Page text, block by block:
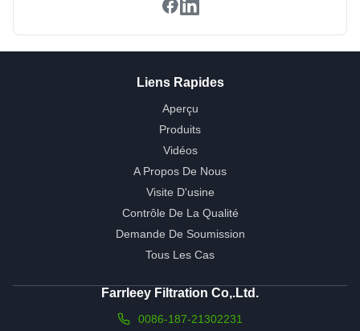
Liens Rapides
Aperçu
Produits
Vidéos
A Propos De Nous
Visite D'usine
Contrôle De La Qualité
Demande De Soumission
Tous Les Cas
Farrleey Filtration Co,.Ltd.
0086-187-21302231